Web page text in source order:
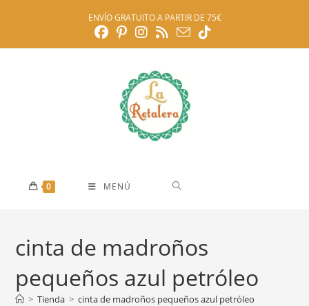
ENVÍO GRATUITO A PARTIR DE 75€
0 MENÚ
cinta de madroños
pequeños azul petróleo
> Tienda > cinta de madroños pequeños azul petróleo